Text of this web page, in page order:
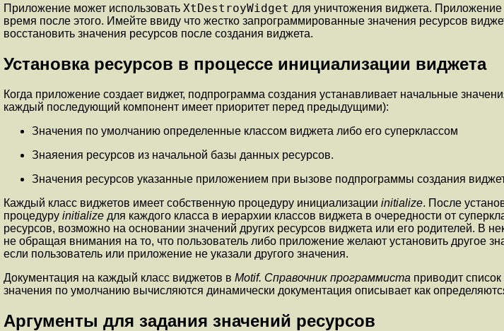
Приложение может использовать XtDestroyWidget для уничтожения виджета. Приложение
время после этого. Имейте ввиду что жестко запрограммированные значения ресурсов
восстановить значения ресурсов после создания виджета.
Установка ресурсов в процессе инициализации виджета
Когда приложение создает виджет, подпрограмма создания устанавливает начальные
каждый последующий компонент имеет приоритет перед предыдущими):
Значения по умолчанию определенные классом виджета либо его суперклассом
Знаяения ресурсов из начальной базы данных ресурсов.
Значения ресурсов указанные приложением при вызове подпрограммы создания
Каждый класс виджетов имеет собственную процедуру инициализации initialize. После
процедуру initialize для каждого класса в иерархии классов виджета в очередности от
ресурсов, возможно на основании значений других ресурсов виджета или его родителей. В
не обращая внимания на то, что пользователь либо приложение желают установить другое
если пользователь или приложение не указали другого значения.
Документация на каждый класс виджетов в Motif. Справочник программиста приводит
значения по умолчанию вычисляются динамически документация описывает как
Аргументы для задания значений ресурсов